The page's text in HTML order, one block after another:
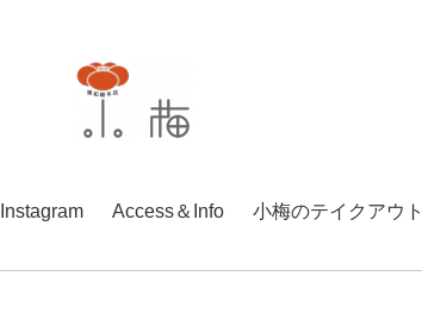
Instagram Access＆Info 小梅のテイクアウト